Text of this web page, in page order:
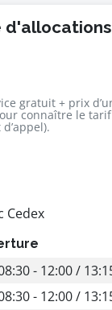
gratuit + prix
connaître le
Cedex
- 12:00 /
- 12:00 /